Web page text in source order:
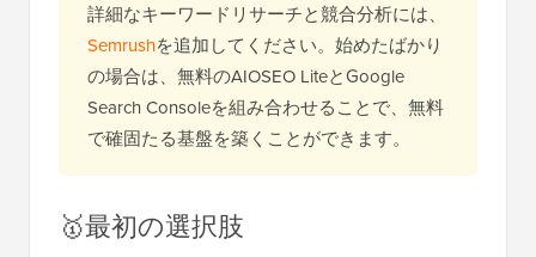
詳細なキーワードリサーチと競合分析には、
Semrushを追加してください。始めたばかり
の場合は、無料のAIOSEO LiteとGoogle
Search Consoleを組み合わせることで、無料
で確固たる基盤を築くことができます。
🥇最初の選択肢